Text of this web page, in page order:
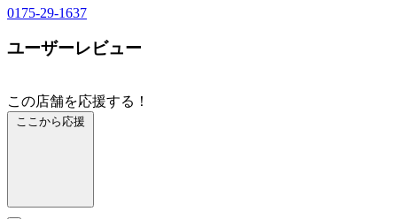
0175-29-1637
ユーザーレビュー
この店舗を応援する！
ここから応援